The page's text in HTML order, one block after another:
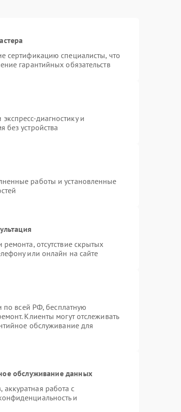
сертификацию специалисты, что
гарантийных обязательств
диагностику и
без устройства
работы и установленные
отсутствие скрытых
или онлайн на сайте
по всей РФ, бесплатную
Клиенты могут отслеживать
обслуживание для
обслуживание данных
работа с
и